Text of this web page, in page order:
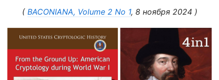
( BACONIANA, Volume 2 No 1, 8 ноября 2024 )